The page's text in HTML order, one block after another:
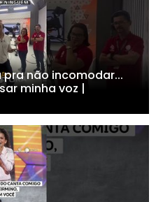
não incomodar...
minha voz |